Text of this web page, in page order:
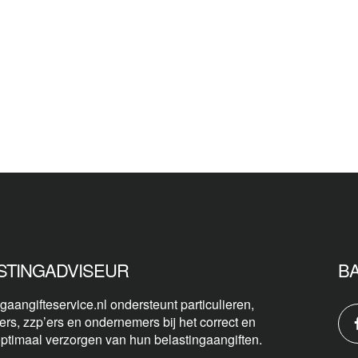
ondersteunt particulieren,
zzp’ers en ondernemers bij het correct en
verzorgen van hun belastingaangiften.